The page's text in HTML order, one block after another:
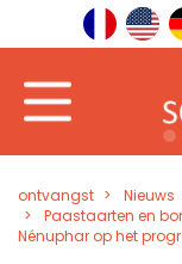
ontvangst Nieuws
Paastaarten en
Nénuphar op het